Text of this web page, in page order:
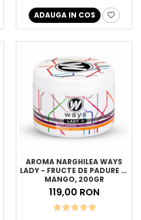
ADAUGA IN COS
AROMA NARGHILEA WAYS
LADY - FRUCTE DE PADURE SI
MANGO, 200GR
119,00 RON